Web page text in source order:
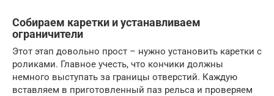
Собираем каретки и устанавливаем
ограничители
Этот этап довольно прост – нужно установить каретки с
роликами. Главное учесть, что кончики должны
немного выступать за границы отверстий. Каждую
вставляем в приготовленный паз рельса и проверяем